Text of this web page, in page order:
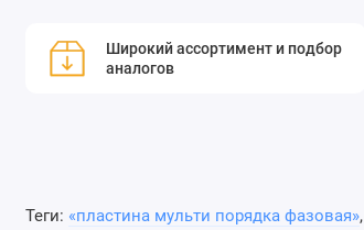
Широкий ассортимент и подбор
аналогов
Теги: «пластина мульти порядка фазовая»,